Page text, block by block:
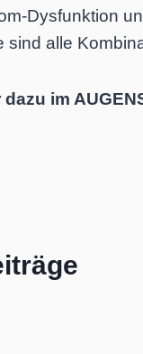
Dysfunktion
sind alle
dazu im